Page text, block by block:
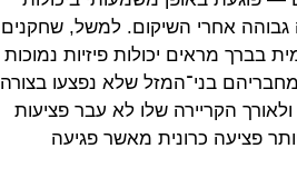
גבוהה אחרי השיקום. למשל, שחקנים
מראים יכולות פיזיות נמוכות
בני־המזל שלא נפצעו בצורה
הקריירה שלו לא עבר פציעות
פציעה כרונית מאשר פגיעה